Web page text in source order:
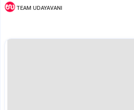
TEAM UDAYAVANI